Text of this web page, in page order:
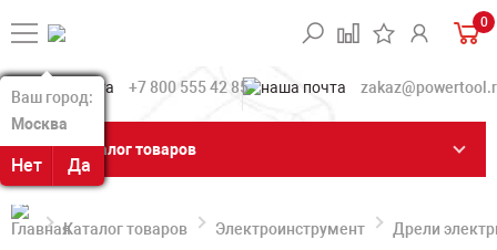
Ваш город:
Москва
Нет Да
Ваш город:
Москва
Нет Да
0
+7 800 555 42 85
Каталог товаров
Каталог товаров Электроинструмент Дрели